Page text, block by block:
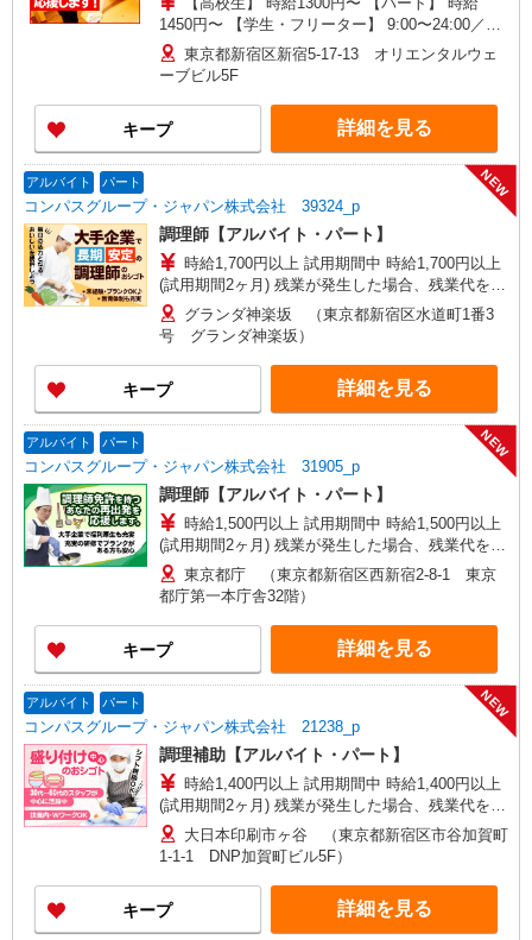
1450円〜 【学生・フリーター】 9:00〜24:00／時
給1450円〜 ※閉店作業含む、作業により終了時間
は前後する場合有 ※22:00以降は時給25％UP ◆プ
レオープンから2ヶ月間基本給より＋200円UP※研
修中は除く ◆土・日・祝日は時給50円UP ※研修
時間（50h）は時給1226円
東京都新宿区新宿5-17-13 オリエンタルウェ
ーブビル5F
キープ 詳細を見る
アルバイト パート
コンパスグループ・ジャパン株式会社 39324_p
NEW
調理師【アルバイト・パート】
時給1,700円以上 試用期間中 時給1,700円以上
(試用期間2ヶ月) 残業が発生した場合、残業代を1
分単位で別途支給します。
グランダ神楽坂 （東京都新宿区水道町1番3
号 グランダ神楽坂）
キープ 詳細を見る
アルバイト パート
コンパスグループ・ジャパン株式会社 31905_p
NEW
調理師【アルバイト・パート】
時給1,500円以上 試用期間中 時給1,500円以上
(試用期間2ヶ月) 残業が発生した場合、残業代を1
分単位で別途支給します。
東京都庁 （東京都新宿区西新宿2‐8‐1 東京
都庁第一本庁舎32階）
キープ 詳細を見る
アルバイト パート
コンパスグループ・ジャパン株式会社 21238_p
NEW
調理補助【アルバイト・パート】
時給1,400円以上 試用期間中 時給1,400円以上
(試用期間2ヶ月) 残業が発生した場合、残業代を1
分単位で別途支給します。
大日本印刷市ヶ谷 （東京都新宿区市谷加賀町
1-1-1 DNP加賀町ビル5F）
キープ 詳細を見る